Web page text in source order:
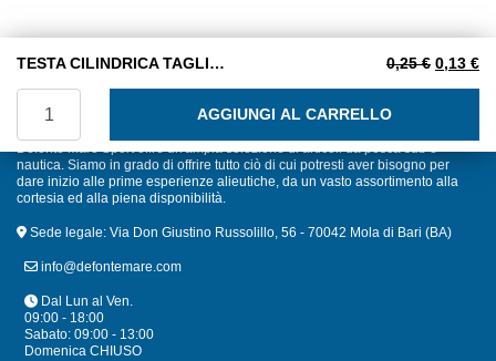
TESTA CILINDRICA TAGLIO CROCE MA 6X50 INOX A2 0,25€ Il
0,13 €Il
AGGIUNGI AL CARRELLO
Defonte Mare Sport offre un'ampia selezione di articoli da pesca sub e
nautica. Siamo in grado di offrire tutto ciò di cui potresti aver bisogno per
dare inizio alle prime esperienze alieutiche, da un vasto assortimento alla
cortesia ed alla piena disponibilità.
Sede legale: Via Don Giustino Russolillo, 56 - 70042 Mola di Bari (BA)
info@defontemare.com
Dal Lun al Ven.
09:00 - 18:00
Sabato: 09:00 - 13:00
Domenica CHIUSO